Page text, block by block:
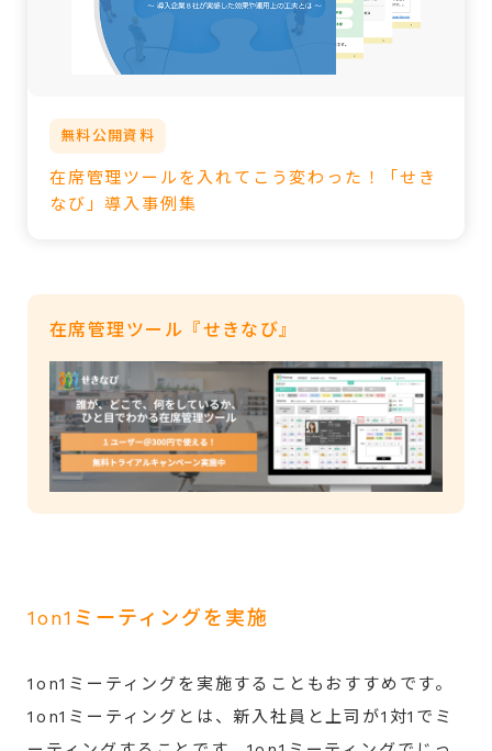
無料公開資料
在席管理ツールを入れてこう変わった！「せき
なび」導入事例集
在席管理ツール『せきなび』
1on1ミーティングを実施
1on1ミーティングを実施することもおすすめです。
1on1ミーティングとは、新入社員と上司が1対1でミ